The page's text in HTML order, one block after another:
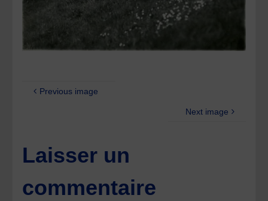
Previous image
Next image
Laisser un
commentaire